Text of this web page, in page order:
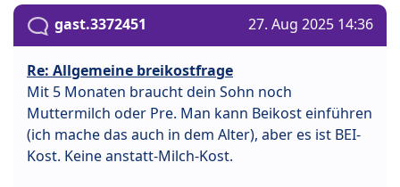
gast.3372451 27. Aug 2025 14:36
Re: Allgemeine breikostfrage
Mit 5 Monaten braucht dein Sohn noch
Muttermilch oder Pre. Man kann Beikost einführen
(ich mache das auch in dem Alter), aber es ist BEI-
Kost. Keine anstatt-Milch-Kost.